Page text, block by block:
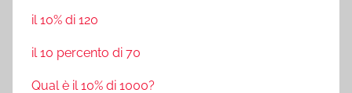
il 10% di 120
il 10 percento di 70
Qual è il 10% di 1000?